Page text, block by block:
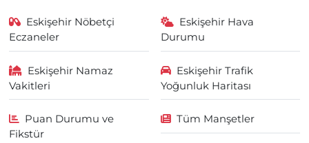
Eskişehir Nöbetçi
Eczaneler
Eskişehir Hava
Durumu
Eskişehir Namaz
Vakitleri
Eskişehir Trafik
Yoğunluk Haritası
Puan Durumu ve
Fikstür
Tüm Manşetler